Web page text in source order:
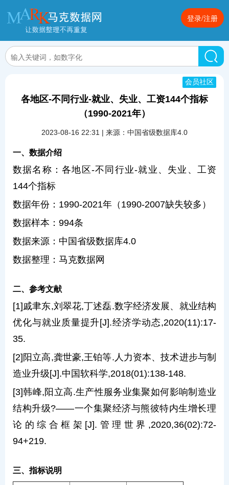
登录/注册
各地区-不同行业-就业、失业、工资144个指标
（1990-2021年）
会员社区
2023-08-16 22:31 | 来源：中国省级数据库4.0
一、数据介绍
数据名称：各地区-不同行业-就业、失业、工资
144个指标
数据年份：1990-2021年（1990-2007缺失较多）
数据样本：994条
数据来源：中国省级数据库4.0
数据整理：马克数据网
二、参考文献
[1]戚聿东,刘翠花,丁述磊.数字经济发展、就业结构
优化与就业质量提升[J].经济学动态,2020(11):17-
35.
[2]阳立高,龚世豪,王铂等.人力资本、技术进步与制
造业升级[J].中国软科学,2018(01):138-148.
[3]韩峰,阳立高.生产性服务业集聚如何影响制造业
结构升级?——一个集聚经济与熊彼特内生增长理
论的综合框架[J].管理世界,2020,36(02):72-
94+219.
三、指标说明